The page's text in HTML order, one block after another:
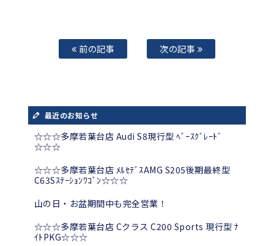
前の記事 次の記事
最近のお知らせ
☆☆☆多摩若葉台店 Audi S8現行型 ﾍﾞｰｽｸﾞﾚｰﾄﾞ
☆☆☆
☆☆☆多摩若葉台店 ﾒﾙｾﾃﾞｽAMG S205後期最終型
C63Sｽﾃｰｼｮﾝﾜｺﾞﾝ☆☆☆
山の日・お盆期間中も完全営業！
☆☆☆多摩若葉台店 Cクラス C200 Sports 現行型 ﾅ
ｲﾄPKG☆☆☆